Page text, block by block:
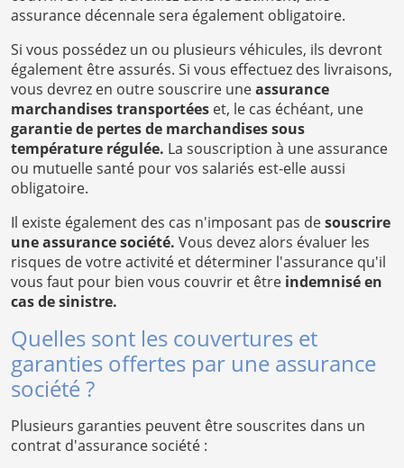
assurance décennale sera également obligatoire.
Si vous possédez un ou plusieurs véhicules, ils devront
également être assurés. Si vous effectuez des livraisons,
vous devrez en outre souscrire uneassurance
marchandises transportées et, le cas échéant, une
garantie de pertes de marchandises sous
température régulée. La souscription à une assurance
ou mutuelle santé pour vos salariés est-elle aussi
obligatoire.
Il existe également des cas n'imposant pas desouscrire
une assurance société. Vous devez alors évaluer les
risques de votre activité et déterminer l'assurance qu'il
vous faut pour bien vous couvrir et être indemnisé en
cas de sinistre.
Quelles sont les couvertures et
garanties offertes par une assurance
société ?
Plusieurs garanties peuvent être souscrites dans un
contrat d'assurance société :